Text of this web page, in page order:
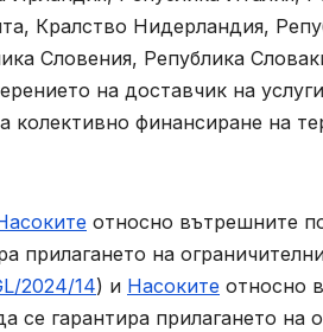
Кралство Нидерландия,
Словения, Република
на доставчик на
колективно финансиране на
относно вътрешните
прилагането на
2024/14) и Насоките относно
се гарантира прилагането на